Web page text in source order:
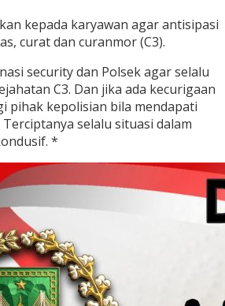
kepada karyawan agar antisipasi
curat dan curanmor (C3).
security dan Polsek agar selalu
C3. Dan jika ada kecurigaan
pihak kepolisian bila mendapati
selalu situasi dalam
*